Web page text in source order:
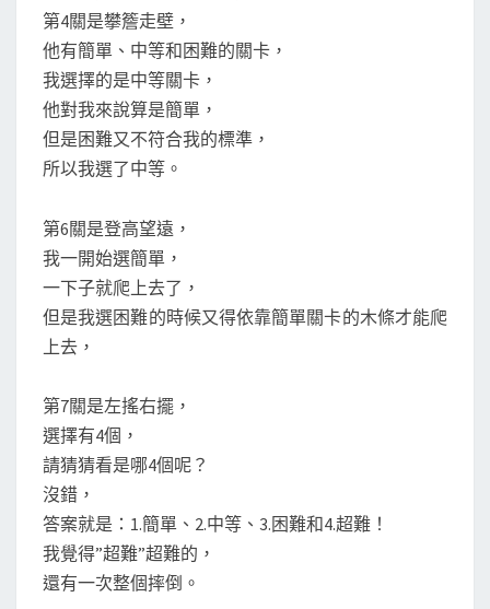
第4關是攀簷走壁，
他有簡單、中等和困難的關卡，
我選擇的是中等關卡，
他對我來說算是簡單，
但是困難又不符合我的標準，
所以我選了中等。
第6關是登高望遠，
我一開始選簡單，
一下子就爬上去了，
但是我選困難的時候又得依靠簡單關卡的木條才能爬
上去，
第7關是左搖右擺，
選擇有4個，
請猜猜看是哪4個呢？
沒錯，
答案就是：1.簡單、2.中等、3.困難和4.超難！
我覺得”超難”超難的，
還有一次整個摔倒。